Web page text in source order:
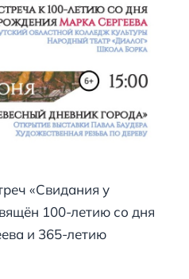
«Свидания у
100-летию со дня
и 365-летию